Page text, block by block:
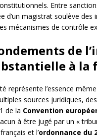
Entre
d’un magistrat soulève
mécanismes de contrôle
de
à la
représente l’essence
sources juridiques,
de la Convention
à être jugé par un «
français et l’ordonnance du